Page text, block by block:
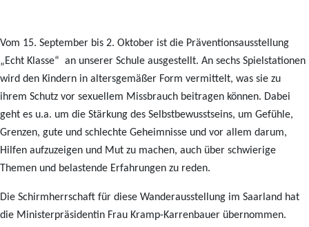
Vom 15. September bis 2. Oktober ist die Präventionsausstellung
„Echt Klasse“ an unserer Schule ausgestellt. An sechs Spielstationen
wird den Kindern in altersgemäßer Form vermittelt, was sie zu
ihrem Schutz vor sexuellem Missbrauch beitragen können. Dabei
geht es u.a. um die Stärkung des Selbstbewusstseins, um Gefühle,
Grenzen, gute und schlechte Geheimnisse und vor allem darum,
Hilfen aufzuzeigen und Mut zu machen, auch über schwierige
Themen und belastende Erfahrungen zu reden.
Die Schirmherrschaft für diese Wanderausstellung im Saarland hat
die Ministerpräsidentin Frau Kramp-Karrenbauer übernommen.